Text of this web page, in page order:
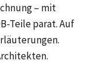
– mit
Teile parat. Auf